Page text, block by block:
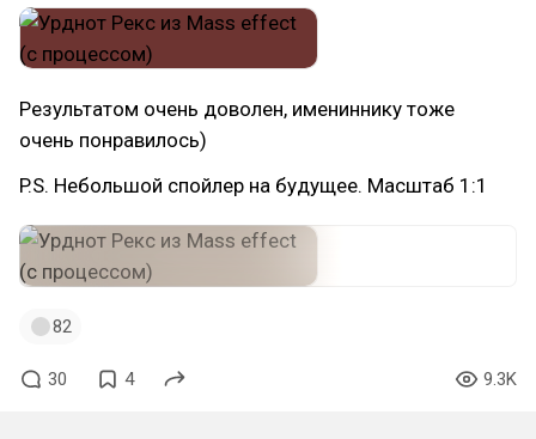
Результатом очень доволен, имениннику тоже
очень понравилось)
P.S. Небольшой спойлер на будущее. Масштаб 1:1
82
30 4 9.3K